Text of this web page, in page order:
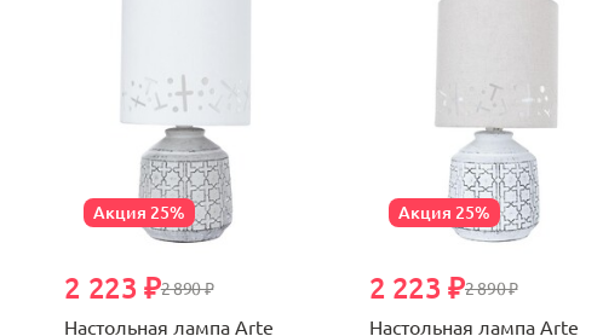
Акция 25%
2 890 ₽
2 223 ₽
Настольная лампа Arte
Акция 25%
2 890 ₽
2 223 ₽
Настольная лампа Arte